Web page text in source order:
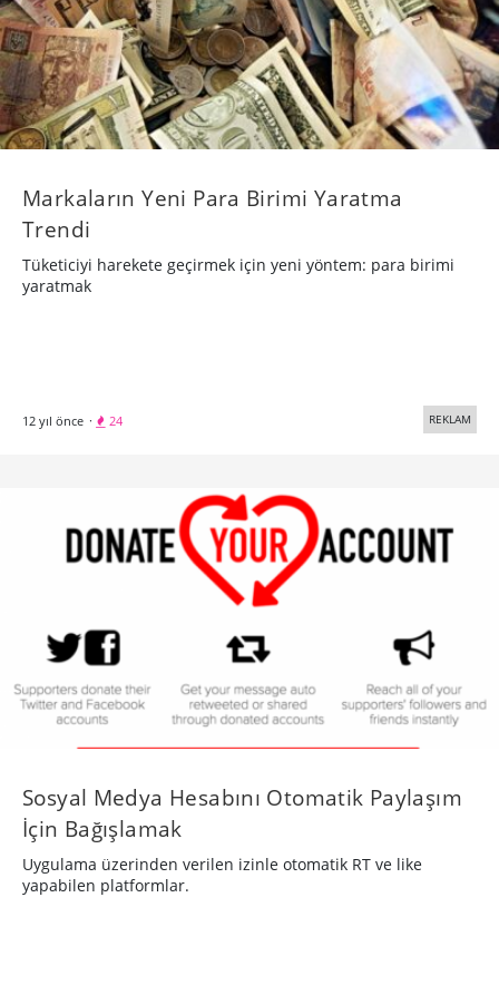
​Markaların Yeni Para Birimi Yaratma
Trendi
Tüketiciyi harekete geçirmek için yeni yöntem: para birimi
yaratmak
12 yıl önce · 24 REKLAM
Sosyal Medya Hesabını Otomatik Paylaşım
İçin Bağışlamak
Uygulama üzerinden verilen izinle otomatik RT ve like
yapabilen platformlar.